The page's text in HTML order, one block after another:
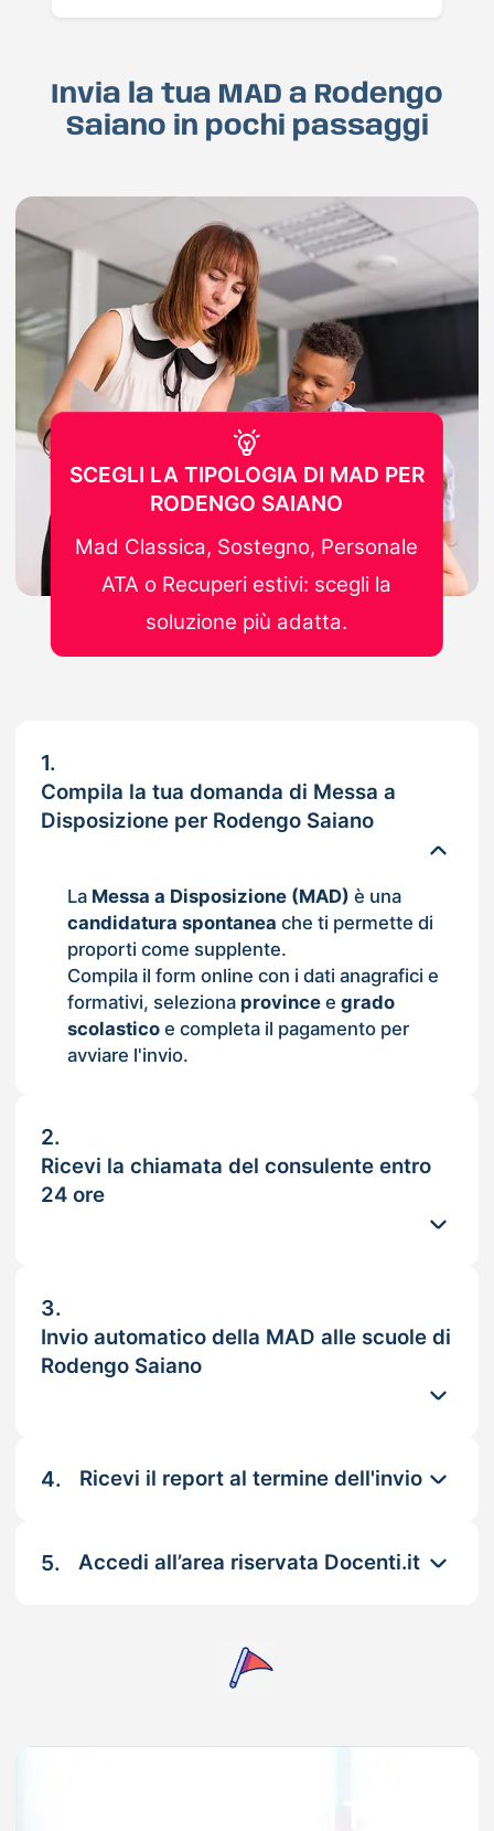
Invia la tua MAD a Rodengo
Saiano in pochi passaggi
1.
Compila la tua domanda di Messa a
Disposizione per Rodengo Saiano
La Messa a Disposizione (MAD) è una
candidatura spontanea che ti permette di
proporti come supplente.
Compila il form online con i dati anagrafici e
formativi, seleziona provincee grado
scolasticoe completa il pagamento per
avviare l'invio.
2.
Ricevi la chiamata del consulente entro
24 ore
3.
Invio automatico della MAD alle scuole di
Rodengo Saiano
4. Ricevi il report al termine dell'invio
5. Accedi all’area riservata Docenti.it
SCEGLI LA TIPOLOGIA DI MAD PER
RODENGO SAIANO
Mad Classica, Sostegno, Personale
ATA o Recuperi estivi: scegli la
soluzione più adatta.